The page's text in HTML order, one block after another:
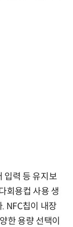
입력 등 유지보
회용컵 사용 생
NFC칩이 내장
한 용량 선택이